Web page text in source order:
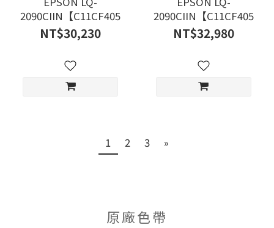
2090CIIN【C11CF40513】
NT$30,230
2090CIIN【C11CF40513
NT$32,980
1 2 3 »
原廠色帶